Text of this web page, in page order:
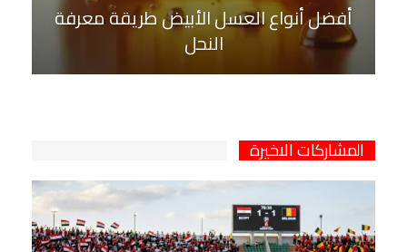
أفضل أنواع العسل الأبيض طريقة معرفة
النحل
المشاركات الاخيرة